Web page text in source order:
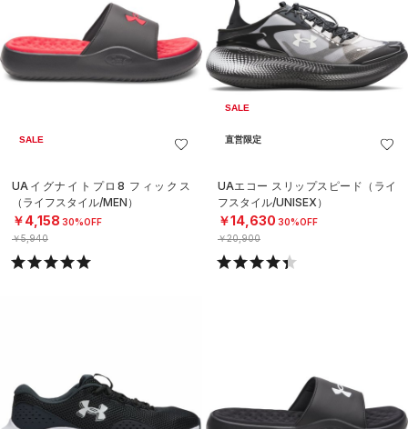
SALE
UAイグナイトプロ8 フィックス
（ライフスタイル/MEN）
￥4,158 30%OFF
￥5,940
SALE
直営限定
UAエコー スリップスピード（ライ
フスタイル/UNISEX）
￥14,630 30%OFF
￥20,900